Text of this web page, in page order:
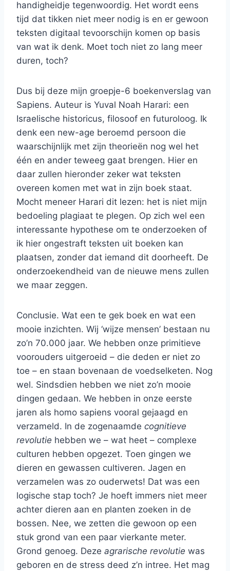
handigheidje tegenwoordig. Het wordt eens
tijd dat tikken niet meer nodig is en er gewoon
teksten digitaal tevoorschijn komen op basis
van wat ik denk. Moet toch niet zo lang meer
duren, toch?
Dus bij deze mijn groepje-6 boekenverslag van
Sapiens. Auteur is Yuval Noah Harari: een
Israelische historicus, filosoof en futuroloog. Ik
denk een new-age beroemd persoon die
waarschijnlijk met zijn theorieën nog wel het
één en ander teweeg gaat brengen. Hier en
daar zullen hieronder zeker wat teksten
overeen komen met wat in zijn boek staat.
Mocht meneer Harari dit lezen: het is niet mijn
bedoeling plagiaat te plegen. Op zich wel een
interessante hypothese om te onderzoeken of
ik hier ongestraft teksten uit boeken kan
plaatsen, zonder dat iemand dit doorheeft. De
onderzoekendheid van de nieuwe mens zullen
we maar zeggen.
Conclusie. Wat een te gek boek en wat een
mooie inzichten. Wij ‘wijze mensen’ bestaan nu
zo’n 70.000 jaar. We hebben onze primitieve
voorouders uitgeroeid – die deden er niet zo
toe – en staan bovenaan de voedselketen. Nog
wel. Sindsdien hebben we niet zo’n mooie
dingen gedaan. We hebben in onze eerste
jaren als homo sapiens vooral gejaagd en
verzameld. In de zogenaamde cognitieve
revolutie hebben we – wat heet – complexe
culturen hebben opgezet. Toen gingen we
dieren en gewassen cultiveren. Jagen en
verzamelen was zo ouderwets! Dat was een
logische stap toch? Je hoeft immers niet meer
achter dieren aan en planten zoeken in de
bossen. Nee, we zetten die gewoon op een
stuk grond van een paar vierkante meter.
Grond genoeg. Deze agrarische revolutie was
geboren en de stress deed z’n intree. Het mag